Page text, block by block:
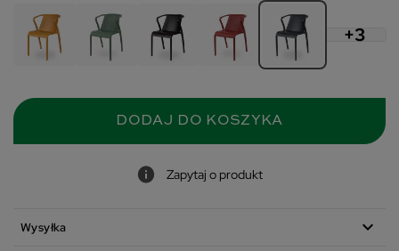
+3
DODAJ DO KOSZYKA
Zapytaj o produkt
Wysyłka expand_more